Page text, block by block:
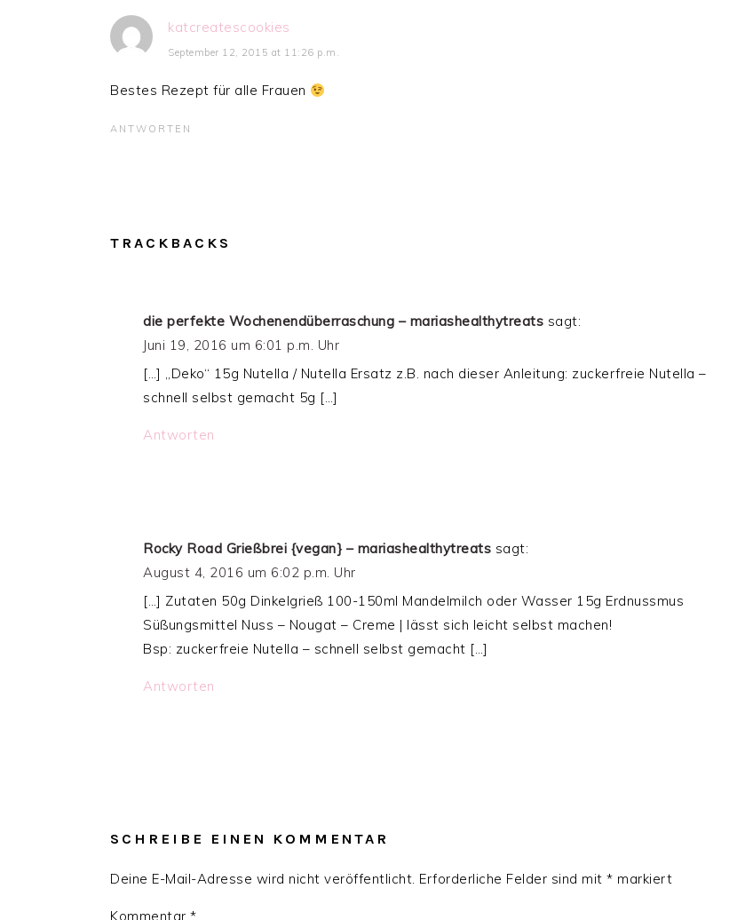
katcreatescookies
September 12, 2015 at 11:26 p.m.
Bestes Rezept für alle Frauen
ANTWORTEN
TRACKBACKS
die perfekte Wochenendüberraschung – mariashealthytreats sagt:
Juni 19, 2016 um 6:01 p.m. Uhr
[…] „Deko“ 15g Nutella / Nutella Ersatz z.B. nach dieser Anleitung: zuckerfreie Nutella –
schnell selbst gemacht 5g […]
Antworten
Rocky Road Grießbrei {vegan} – mariashealthytreats sagt:
August 4, 2016 um 6:02 p.m. Uhr
[…] Zutaten 50g Dinkelgrieß 100-150ml Mandelmilch oder Wasser 15g Erdnussmus
Süßungsmittel Nuss – Nougat – Creme | lässt sich leicht selbst machen!
Bsp: zuckerfreie Nutella – schnell selbst gemacht […]
Antworten
SCHREIBE EINEN KOMMENTAR
Deine E-Mail-Adresse wird nicht veröffentlicht. Erforderliche Felder sind mit * markiert
Kommentar *